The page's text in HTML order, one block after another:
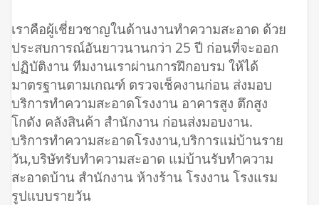
เราคือผู้เชี่ยวชาญในด้านงานทำความสะอาด ด้วย
ประสบการณ์อันยาวนานกว่า 25 ปี ก่อนที่จะออก
ปฏิบัติงาน ทีมงานเราผ่านการฝึกอบรม ให้ได้
มาตรฐานตามเกณฑ์ ตรวจเช็คงานก่อน ส่งมอบ
บริการทำความสะอาดโรงงาน อาคารสูง ตึกสูง
โกดัง คลังสินค้า สำนักงาน ก่อนส่งมอบงาน.
บริการทำความสะอาดโรงงาน,บริการแม่บ้านราย
วัน,บริษัทรับทำความสะอาด แม่บ้านรับทำความ
สะอาดบ้าน สำนักงาน ห้างร้าน โรงงาน โรงแรม
รูปแบบรายวัน